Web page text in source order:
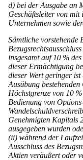
d) bei der Ausgabe an
Geschäftsleiter von
Unternehmen sowie
Sämtliche vorstehende
insgesamt auf 10 %
dieser Ermächtigung
dieser Wert geringer
Ausübung
Höchstgrenze von 10
Bedienung von
Genehmigten Kapitals
ausgegeben wurden
(ii) während der
Ausschluss des
Aktien veräußert oder